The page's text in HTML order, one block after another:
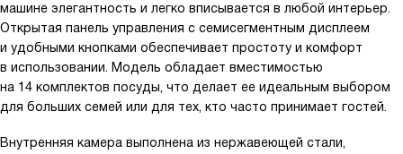
машине элегантность и легко вписывается в любой интерьер.
Открытая панель управления с семисегментным дисплеем
и удобными кнопками обеспечивает простоту и комфорт
в использовании. Модель обладает вместимостью
на 14 комплектов посуды, что делает ее идеальным выбором
для больших семей или для тех, кто часто принимает гостей.
Внутренняя камера выполнена из нержавеющей стали,